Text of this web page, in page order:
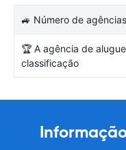
🚙 Número de
🏆 A agência de
classificação